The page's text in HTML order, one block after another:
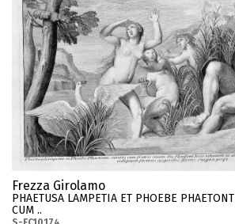
Frezza Girolamo
PHAETUSA LAMPETIA ET PHOEBE
CUM ..